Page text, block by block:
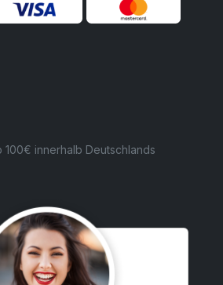
innerhalb Deutschlands